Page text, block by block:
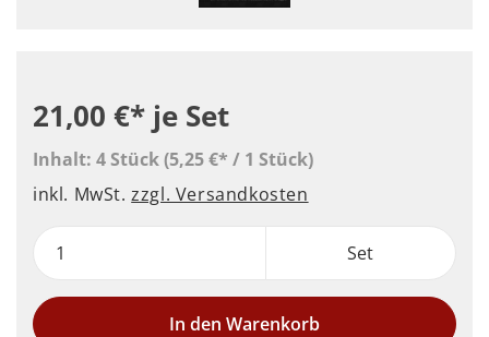
21,00 €* je Set
Inhalt: 4 Stück(5,25 €* / 1 Stück)
inkl. MwSt.zzgl. Versandkosten
Set
In den Warenkorb